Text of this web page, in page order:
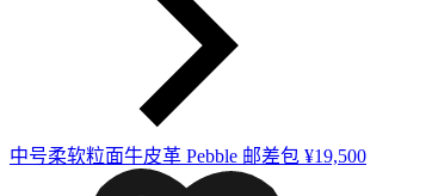
中号柔软粒面牛皮革 Pebble 邮差包 ¥19,500